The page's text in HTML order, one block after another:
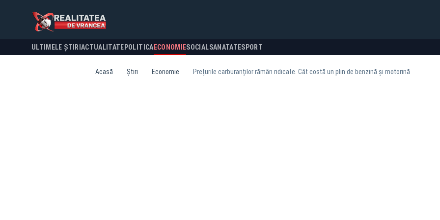
ULTIMELE ȘTIRI ACTUALITATE POLITICA ECONOMIESOCIALSANATATESPORT
Acasă Știri Economie Prețurile carburanților rămân ridicate. Cât costă un plin de benzină și motorină